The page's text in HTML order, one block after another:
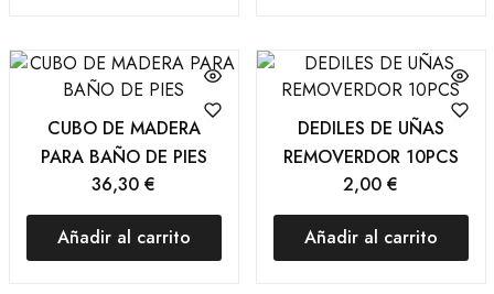
CUBO DE MADERA
PARA BAÑO DE PIES
36,30 €
Añadir al carrito
DEDILES DE UÑAS
REMOVERDOR 10PCS
2,00 €
Añadir al carrito